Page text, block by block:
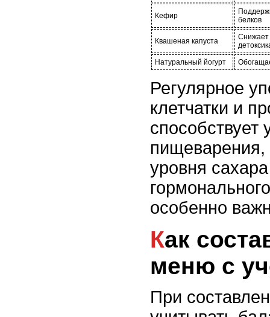
Кефир
белков
Квашеная капуста
Снижает
Натуральный йогурт
Регулярное
клетчатки и
уровня
особенно
Как составлять дневное
меню с
При